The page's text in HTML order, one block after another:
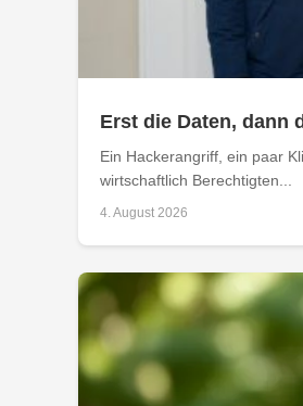
Erst die Daten, dann
Ein Hackerangriff, ein paar
wirtschaftlich Berechtigten...
4. August 2026